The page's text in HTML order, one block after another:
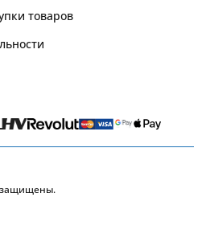
товаров
защищены.